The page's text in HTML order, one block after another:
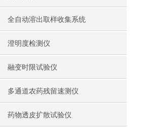
全自动溶出取样收集系统
澄明度检测仪
融变时限试验仪
多通道农药残留速测仪
药物透皮扩散试验仪